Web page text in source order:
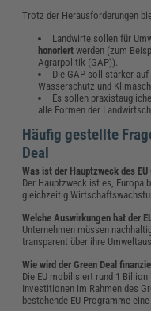
Trotz der Herausforderungen
Landwirte sollen für
honoriert werden (zum
Agrarpolitik (GAP)).
Die GAP soll stärker auf
Wasserschutz und
Es sollen
alle Formen der
Häufig gestellte
Deal
Was ist der Hauptzweck des EU
Der Hauptzweck ist es, Europa
gleichzeitig
Welche Auswirkungen hat der
Unternehmen müssen
transparent über ihre
Wie wird der Green Deal
Die EU mobilisiert rund 1
Investitionen im Rahmen des
bestehende EU-Programme